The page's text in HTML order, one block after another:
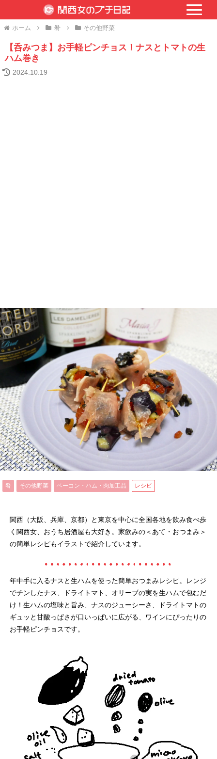
ホーム 肴 その他野菜
【呑みつま】お手軽ピンチョス！ナスとトマトの生
ハム巻き
2024.10.19
肴 その他野菜 ベーコン・ハム・肉加工品 レシピ
関西（大阪、兵庫、京都）と東京を中心に全国各地を飲み食べ歩
く関西女、おうち居酒屋も大好き。家飲みの＜あて・おつまみ＞
の簡単レシピもイラストで紹介しています。
年中手に入るナスと生ハムを使った簡単おつまみレシピ。レンジ
でチンしたナス、ドライトマト、オリーブの実を生ハムで包むだ
け！生ハムの塩味と旨み、ナスのジューシーさ、ドライトマトの
ギュッと甘酸っぱさが口いっぱいに広がる、ワインにぴったりの
お手軽ピンチョスです。